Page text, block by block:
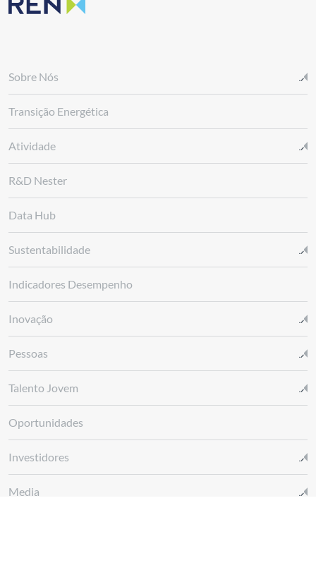
Sobre Nós
Transição Energética
Atividade
R&D Nester
Data Hub
Sustentabilidade
Indicadores Desempenho
Inovação
Pessoas
Talento Jovem
Oportunidades
Investidores
Media